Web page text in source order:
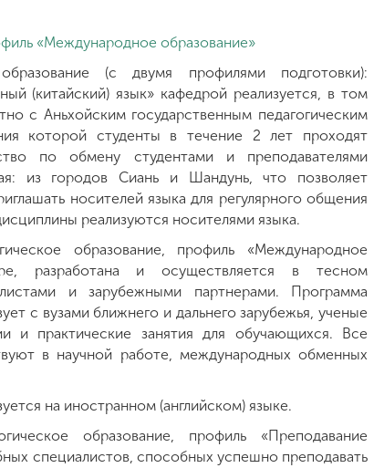
«Международное образование»
(с двумя профилями подготовки):
(китайский) язык» кафедрой реализуется, в том
с Аньхойским государственным педагогическим
которой студенты в течение 2 лет проходят
по обмену студентами и преподавателями
из городов Сиань и Шандунь, что позволяет
носителей языка для регулярного общения
реализуются носителями языка.
образование, профиль «Международное
разработана и осуществляется в тесном
и зарубежными партнерами. Программа
с вузами ближнего и дальнего зарубежья, ученые
и практические занятия для обучающихся. Все
в научной работе, международных обменных
на иностранном (английском) языке.
образование, профиль «Преподавание
специалистов, способных успешно преподавать